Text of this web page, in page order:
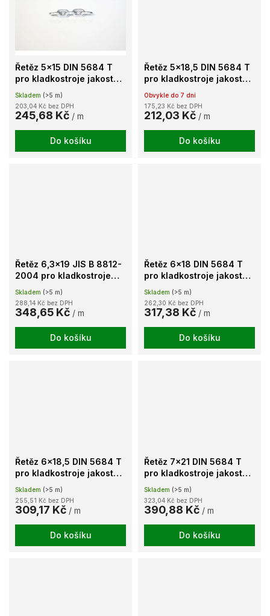
Řetěz 5x15 DIN 5684 T
pro kladkostroje jakost
80 galvanicky
pozinkovaný
Skladem (>5 m)
203,04 Kč bez DPH
245,68 Kč / m
Do košíku
Řetěz 5x18,5 DIN 5684 T
pro kladkostroje jakost
pozinkovaný
Obvykle do 7 dní
175,23 Kč bez DPH
212,03 Kč / m
Do košíku
Řetěz 6,3x19 JIS B 8812-
2004 pro kladkostroje
jakost 80 pozink
Skladem (>5 m)
288,14 Kč bez DPH
348,65 Kč / m
Do košíku
Řetěz 6x18 DIN 5684 T
pro kladkostroje jakost
80 galvanicky
pozinkovaný
Skladem (>5 m)
262,30 Kč bez DPH
317,38 Kč / m
Do košíku
Řetěz 6x18,5 DIN 5684 T
pro kladkostroje jakost
80 galvanicky
pozinkovaný
Skladem (>5 m)
255,51 Kč bez DPH
309,17 Kč / m
Do košíku
Řetěz 7x21 DIN 5684 T
pro kladkostroje jakost
80 galvanicky
pozinkovaný
Skladem (>5 m)
323,04 Kč bez DPH
390,88 Kč / m
Do košíku